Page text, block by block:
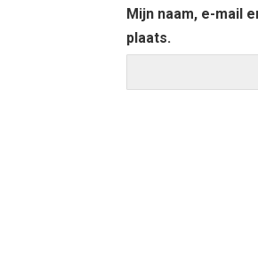
Mijn naam, e-mail
plaats.